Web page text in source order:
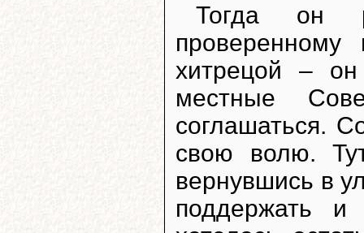
Тогда он
хитрецой – он
местные
соглашаться.
свою волю.
вернувшись в
поддержать